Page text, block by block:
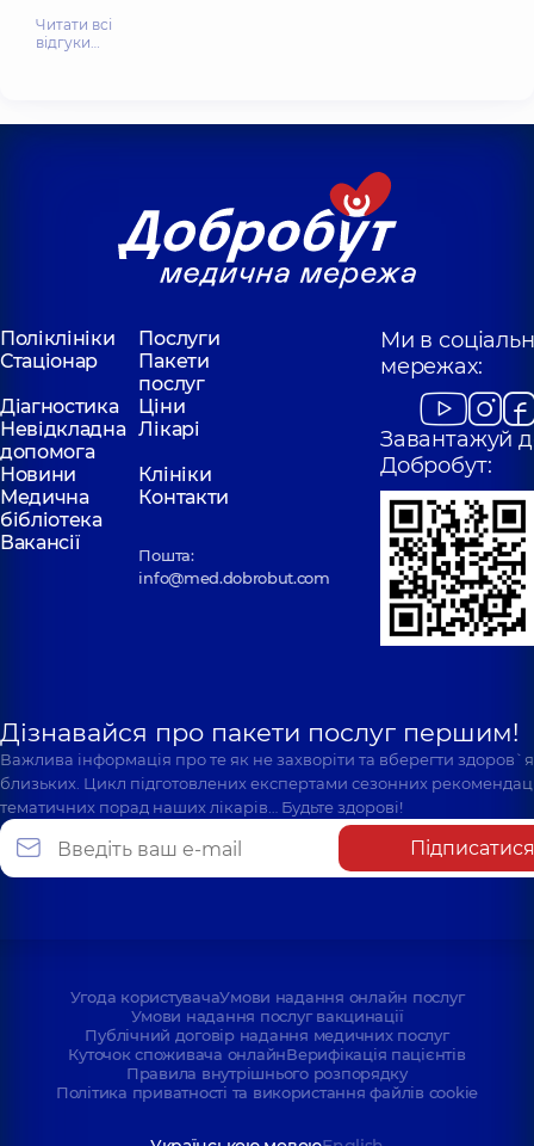
Читати всі
відгуки…
Поліклініки
Послуги
Стаціонар
Пакети
послуг
Діагностика
Ціни
Невідкладна
допомога
Лікарі
Новини
Клініки
Медична
бібліотека
Контакти
Вакансії
Пошта:
info@med.dobrobut.com
Ми в
мережах:
Завантажуй
Добробут:
Дізнавайся про пакети послуг першим!
Важлива інформація про те як не захворіти та вберегти
близьких. Цикл підготовлених експертами сезонних
тематичних порад наших лікарів… Будьте здорові!
Підписатися
Угода користувачаУмови надання онлайн послуг
Умови надання послуг вакцинації
Публічний договір надання медичних послуг
Куточок споживача онлайнВерифікація пацієнтів
Правила внутрішнього розпорядку
Політика приватності та використання файлів cookie